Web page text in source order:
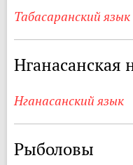
Табасаранский язык
Нганасанская
Нганасанский язык
Рыболовы